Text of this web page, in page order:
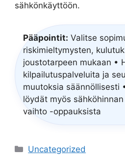
sähkönkäyttöön.
Pääpointit: Valitse
riskimieltymysten,
joustotarpeen mukaan •
kilpailutuspalveluita ja
muutoksia säännöllisesti
löydät myös
vaihto -oppauksista
Categories
Uncategorized